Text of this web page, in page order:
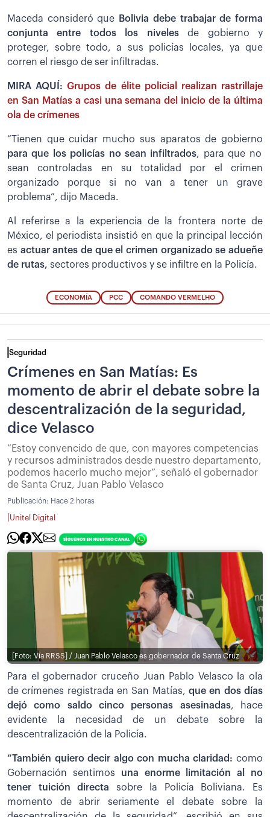
Maceda consideró que Bolivia debe trabajar de forma
conjunta entre todos los nivelesde gobierno y
proteger, sobre todo, a sus policías locales, ya que
corren el riesgo de ser infiltradas.
MIRA AQUÍ:Grupos de élite policial realizan rastrillaje
en San Matías a casi una semana del inicio de la última
ola de crímenes
“Tienen que cuidar mucho sus aparatos de gobierno
para que los policías no sean infiltrados, para que no
sean controladas en su totalidad por el crimen
organizado porque si no van a tener un grave
problema”, dijo Maceda.
Al referirse a la experiencia de la frontera norte de
México, el periodista insistió en que la principal lección
es actuar antes de que el crimen organizado se adueñe
de rutas, sectores productivos y se infiltre en la Policía.
ECONOMÍA PCC COMANDO VERMELHO
Seguridad
Crímenes en San Matías: Es
momento de abrir el debate sobre la
descentralización de la seguridad,
dice Velasco
“Estoy convencido de que, con mayores competencias
y recursos administrados desde nuestro departamento,
podemos hacerlo mucho mejor”, señaló el gobernador
de Santa Cruz, Juan Pablo Velasco
Publicación: Hace 2 horas
Unitel Digital
[Foto: Vía RRSS] / Juan Pablo Velasco es gobernador de Santa Cruz
Para el gobernador cruceño Juan Pablo Velasco la ola
de crímenes registrada en San Matías, que en dos días
dejó como saldo cinco personas asesinadas,
hace
evidente la necesidad de un debate sobre la
descentralización de la Policía.
“También quiero decir algo con mucha claridad: como
Gobernación sentimos una enorme limitación al no
tener tuición directa sobre la Policía Boliviana. Es
momento de abrir seriamente el debate sobre la